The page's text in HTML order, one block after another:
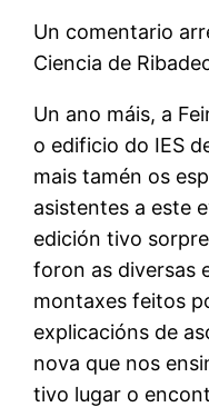
Un comentario
Ciencia de
Un ano máis, a
o edificio do IES
mais tamén os
asistentes a este
edición tivo
foron as diversas
montaxes feitos
explicacións de
nova que nos
tivo lugar o